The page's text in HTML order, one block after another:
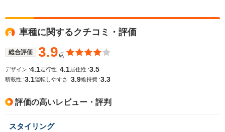
車種に関するクチコミ・評価
総合評価 3.9点
デザイン :4.1走行性 :4.1居住性 :3.5
積載性 :3.1運転しやすさ :3.9維持費 :3.3
評価の高いレビュー・評判
スタイリング